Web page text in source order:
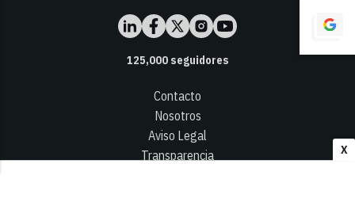
X
125,000seguidores
Contacto
Nosotros
Aviso Legal
Transparencia